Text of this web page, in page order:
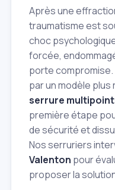
Après une
traumatisme est
choc
forcée,
porte compromise.
par un modèle
serrure
première étape
de sécurité et
Nos serruriers
Valenton pour
proposer la